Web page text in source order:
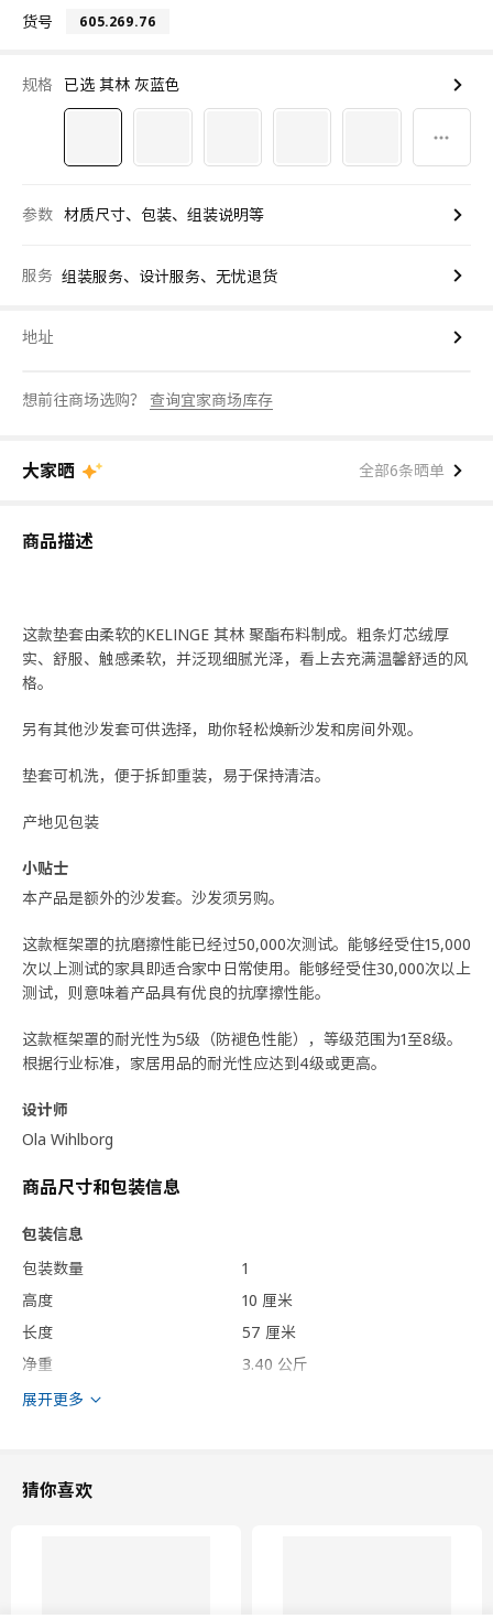
货号 605.269.76
规格 已选 其林 灰蓝色
参数 材质尺寸、包装、组装说明等
服务 组装服务、设计服务、无忧退货
地址
想前往商场选购？ 查询宜家商场库存
大家晒 全部6条晒单
商品描述
这款垫套由柔软的KELINGE 其林 聚酯布料制成。粗条灯芯绒厚
实、舒服、触感柔软，并泛现细腻光泽，看上去充满温馨舒适的风
格。
另有其他沙发套可供选择，助你轻松焕新沙发和房间外观。
垫套可机洗，便于拆卸重装，易于保持清洁。
产地见包装
小贴士
本产品是额外的沙发套。沙发须另购。
这款框架罩的抗磨擦性能已经过50,000次测试。能够经受住15,000
次以上测试的家具即适合家中日常使用。能够经受住30,000次以上
测试，则意味着产品具有优良的抗摩擦性能。
这款框架罩的耐光性为5级（防褪色性能），等级范围为1至8级。
根据行业标准，家居用品的耐光性应达到4级或更高。
设计师
Ola Wihlborg
商品尺寸和包装信息
包装信息
包装数量
1
高度
10 厘米
长度
57 厘米
净重
3.40 公斤
容量
保养说明和环境和材料
展开更多
猜你喜欢